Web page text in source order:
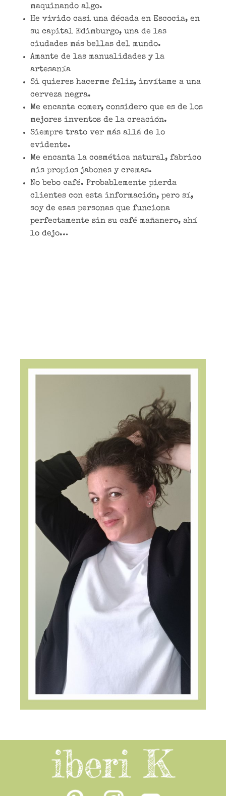
maquinando algo.
He vivido casi una década en Escocia, en
su capital Edimburgo, una de las
ciudades más bellas del mundo.
Amante de las manualidades y la
artesanía
Si quieres hacerme feliz, invítame a una
cerveza negra.
Me encanta comer, considero que es de los
mejores inventos de la creación.
Siempre trato ver más allá de lo
evidente.
Me encanta la cosmética natural, fabrico
mis propios jabones y cremas.
No bebo café. Probablemente pierda
clientes con esta información, pero sí,
soy de esas personas que funciona
perfectamente sin su café mañanero, ahí
lo dejo…